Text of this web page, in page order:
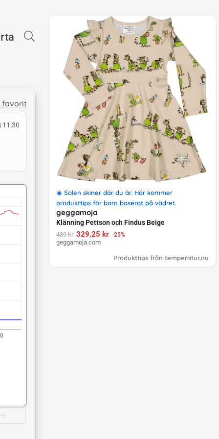
favorit
11:30
☀️ Solen skiner där du är. Här kommer
produkttips för barn baserat på vädret.
geggamoja
Klänning Pettson och Findus Beige
439 kr 329,25 kr -25%
geggamoja.com
Produkttips från temperatur.nu